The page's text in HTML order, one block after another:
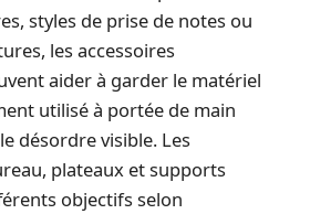
styles de prise de notes ou
les accessoires
aider à garder le matériel
utilisé à portée de main
désordre visible. Les
plateaux et supports
objectifs selon